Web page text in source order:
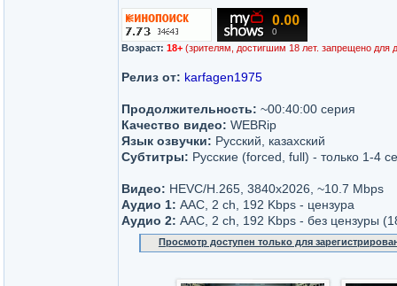
Возраст: 18+ (зрителям, достигшим 18 лет. запрещено для
Релиз от: karfagen1975
Продолжительность: ~00:40:00 серия
Качество видео: WEBRip
Язык озвучки: Русский, казахский
Субтитры: Русские (forced, full) - только 1-4
Видео: HEVC/H.265, 3840x2026, ~10.7 Mbps
Аудио 1: AAC, 2 ch, 192 Kbps - цензура
Аудио 2: AAC, 2 ch, 192 Kbps - без цензуры
Просмотр доступен только для